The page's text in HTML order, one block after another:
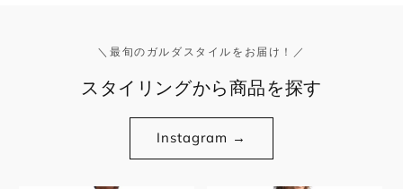
＼最旬のガルダスタイルをお届け！／
スタイリングから商品を探す
Instagram →